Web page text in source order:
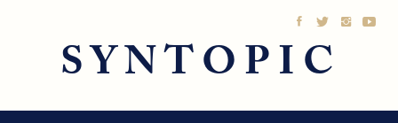
SYNTOPIC